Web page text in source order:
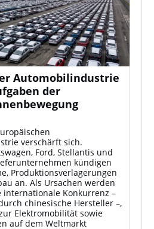
Automobilindustrie
der
verschärft sich.
Ford, Stellantis und
kündigen
Produktionsverlagerungen
an. Als Ursachen werden
internationale Konkurrenz –
chinesische Hersteller –,
Elektromobilität sowie
auf dem Weltmarkt